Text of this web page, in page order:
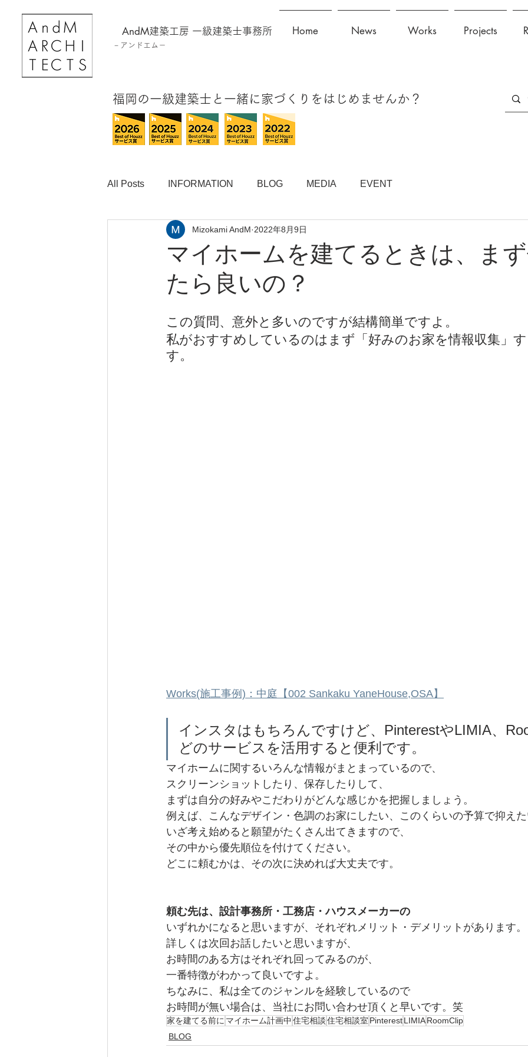
Home News Works Projects
AndM建築工房 一級建築士事務所
－ アンドエム－
​福岡の一級建築士と一緒に家づくりをはじめませんか？
All Posts INFORMATION BLOG MEDIA EVENT
マイホームを建てるときは、ま
たら良いの？
Mizokami AndM 2022年8月9日
この質問、意外と多いのですが結構簡単ですよ。
私がおすすめしているのはまず「好みのお家を情報収集」
す。
Works(施工事例)：中庭【002 Sankaku YaneHouse,OSA】
インスタはもちろんですけど、PinterestやLIMIA、
どのサービスを活用すると便利です。
マイホームに関するいろんな情報がまとまっているので、
スクリーンショットしたり、保存したりして、
まずは自分の好みやこだわりがどんな感じかを把握しましょう。
例えば、こんなデザイン・色調のお家にしたい、このくらいの予算で抑え
いざ考え始めると願望がたくさん出てきますので、
その中から優先順位を付けてください。
どこに頼むかは、その次に決めれば大丈夫です。
頼む先は、設計事務所・工務店・ハウスメーカーの
いずれかになると思いますが、それぞれメリット・デメリットがあります。
詳しくは次回お話したいと思いますが、
お時間のある方はそれぞれ回ってみるのが、
一番特徴がわかって良いですよ。
ちなみに、私は全てのジャンルを経験しているので
お時間が無い場合は、当社にお問い合わせ頂くと早いです。笑
家を建てる前に マイホーム計画中 住宅相談住宅相談室 PinterestLIMIARoomClip
BLOG